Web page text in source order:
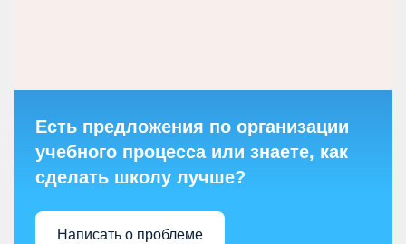
Есть предложения по организации
учебного процесса или знаете, как
сделать школу лучше?
Написать о проблеме